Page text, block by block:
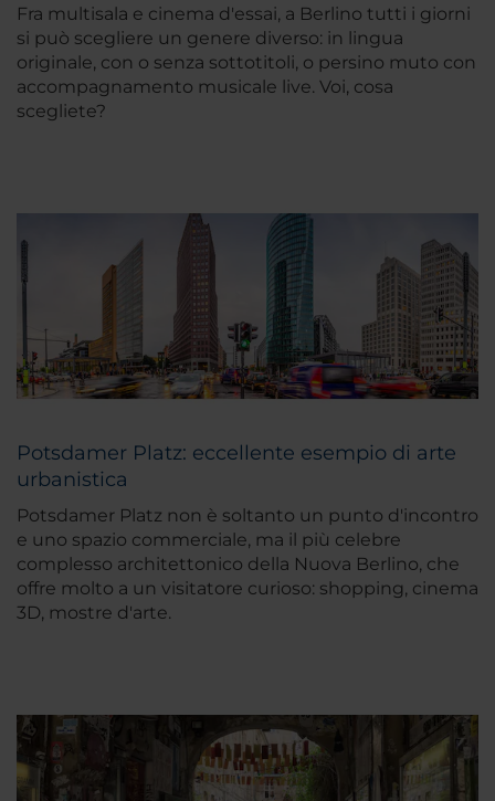
Fra multisala e cinema d'essai, a Berlino tutti i giorni
si può scegliere un genere diverso: in lingua
originale, con o senza sottotitoli, o persino muto con
accompagnamento musicale live. Voi, cosa
scegliete?
Potsdamer Platz: eccellente esempio di arte
urbanistica
Potsdamer Platz non è soltanto un punto d'incontro
e uno spazio commerciale, ma il più celebre
complesso architettonico della Nuova Berlino, che
offre molto a un visitatore curioso: shopping, cinema
3D, mostre d'arte.